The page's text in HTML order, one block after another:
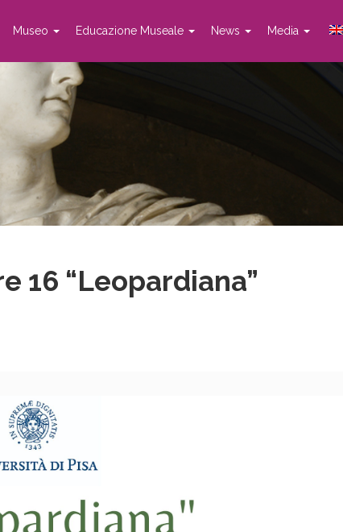
Museo Educazione Museale News Media
16 “Leopardiana”